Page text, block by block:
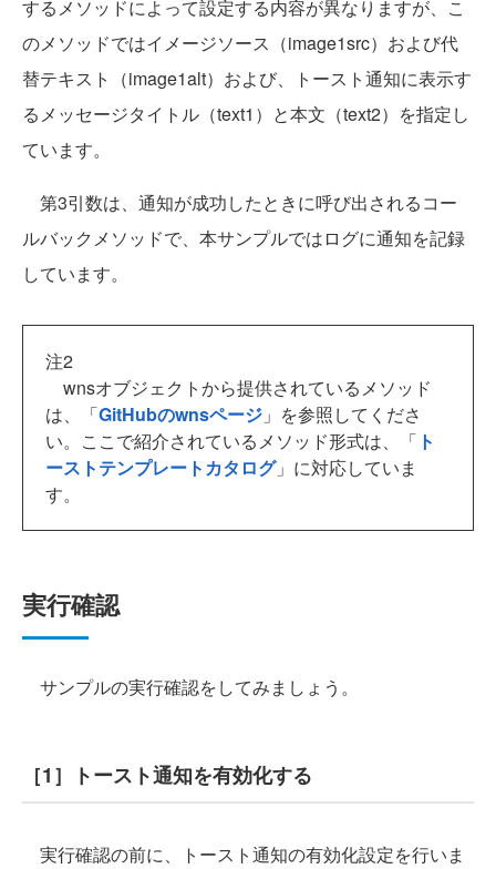
するメソッドによって設定する内容が異なりますが、こ
のメソッドではイメージソース（image1src）および代
替テキスト（image1alt）および、トースト通知に表示す
るメッセージタイトル（text1）と本文（text2）を指定し
ています。
第3引数は、通知が成功したときに呼び出されるコー
ルバックメソッドで、本サンプルではログに通知を記録
しています。
注2
wnsオブジェクトから提供されているメソッド
は、「GitHubのwnsページ 」を参照してくださ
い。ここで紹介されているメソッド形式は、「 ト
ーストテンプレートカタログ」に対応していま
す。
実行確認
サンプルの実行確認をしてみましょう。
［1］トースト通知を有効化する
実行確認の前に、トースト通知の有効化設定を行いま